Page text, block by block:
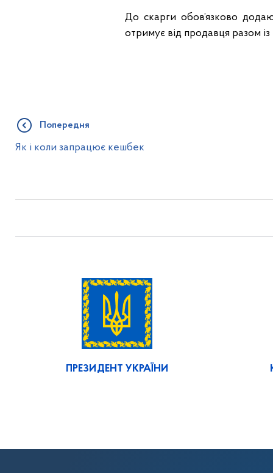
До скарги обов’язково
отримує від продавця разом
Попередня
Як і коли запрацює кешбек
ПРЕЗИДЕНТ УКРАЇНИ